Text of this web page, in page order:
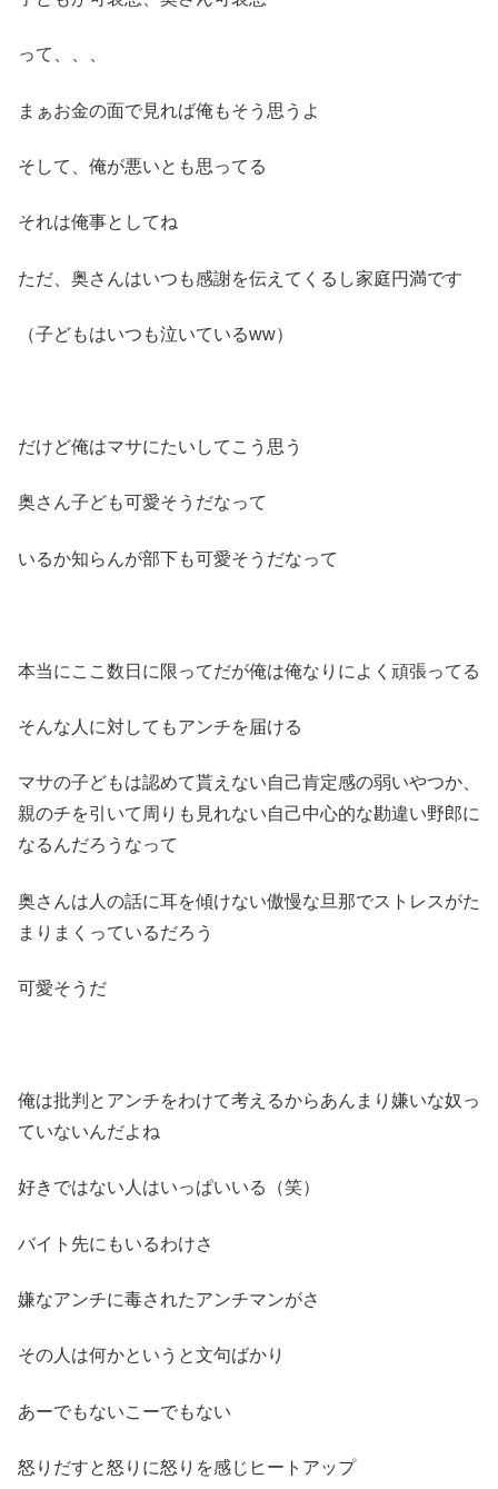
って、、、
まぁお金の面で見れば俺もそう思うよ
そして、俺が悪いとも思ってる
それは俺事としてね
ただ、奥さんはいつも感謝を伝えてくるし家庭円満です
（子どもはいつも泣いているww）
だけど俺はマサにたいしてこう思う
奥さん子ども可愛そうだなって
いるか知らんが部下も可愛そうだなって
本当にここ数日に限ってだが俺は俺なりによく頑張ってる
そんな人に対してもアンチを届ける
マサの子どもは認めて貰えない自己肯定感の弱いやつか、
親のチを引いて周りも見れない自己中心的な勘違い野郎に
なるんだろうなって
奥さんは人の話に耳を傾けない傲慢な旦那でストレスがた
まりまくっているだろう
可愛そうだ
俺は批判とアンチをわけて考えるからあんまり嫌いな奴っ
ていないんだよね
好きではない人はいっぱいいる（笑）
バイト先にもいるわけさ
嫌なアンチに毒されたアンチマンがさ
その人は何かというと文句ばかり
あーでもないこーでもない
怒りだすと怒りに怒りを感じヒートアップ